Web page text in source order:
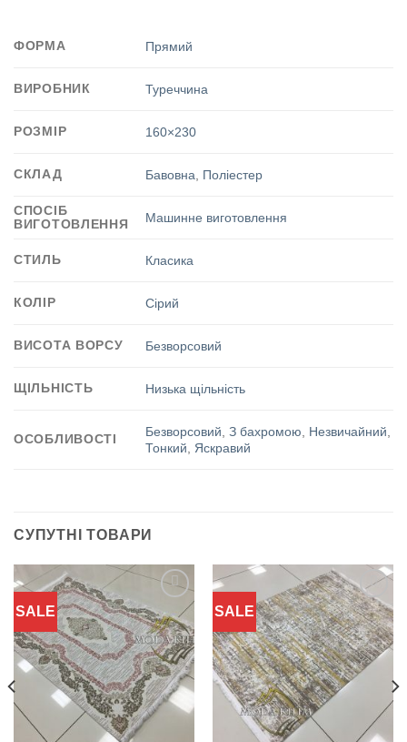
ФОРМА Прямий
ВИРОБНИК Туреччина
РОЗМІР 160×230
СКЛАД Бавовна Поліестер
СПОСІБ
ВИГОТОВЛЕННЯ
Машинне виготовлення
СТИЛЬ Класика
КОЛІР Сірий
ВИСОТА ВОРСУ Безворсовий
ЩІЛЬНІСТЬ Низька щільність
ОСОБЛИВОСТІ Безворсовий ,З бахромою Незвичайний
Тонкий
Яскравий
СУПУТНІ ТОВАРИ
SALE
Додати
до
обраного
SALE
Додати
до
обраного